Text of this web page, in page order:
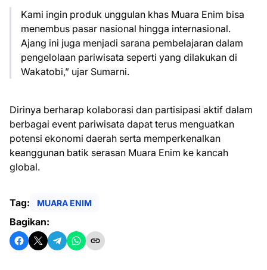
Kami ingin produk unggulan khas Muara Enim bisa
menembus pasar nasional hingga internasional.
Ajang ini juga menjadi sarana pembelajaran dalam
pengelolaan pariwisata seperti yang dilakukan di
Wakatobi,” ujar Sumarni.
Dirinya berharap kolaborasi dan partisipasi aktif dalam
berbagai event pariwisata dapat terus menguatkan
potensi ekonomi daerah serta memperkenalkan
keanggunan batik serasan Muara Enim ke kancah
global.
Tag: MUARA ENIM
Bagikan: